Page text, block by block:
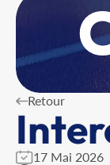
Retour
17 Mai 2026